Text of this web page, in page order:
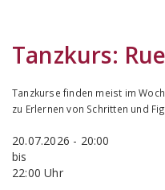
Tanzkurs:
Tanzkurse finden meist im
zu Erlernen von Schritten und
20.07.2026 - 20:00
bis
22:00 Uhr